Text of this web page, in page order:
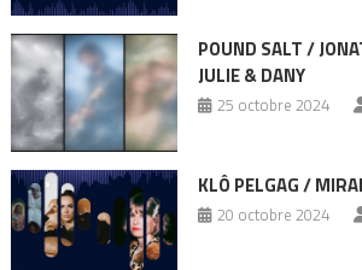
POUND SALT /
JULIE & DANY
25 octobre 2024
KLÔ PELGAG /
20 octobre 2024